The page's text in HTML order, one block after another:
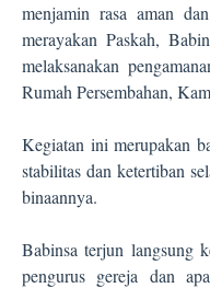
menjamin rasa aman
merayakan Paskah,
melaksanakan
Rumah Persembahan,
Kegiatan ini merupakan
stabilitas dan ketertiban
binaannya.
Babinsa terjun langsung
pengurus gereja dan